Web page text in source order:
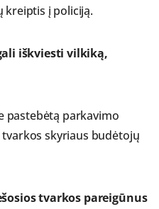
kreiptis į policiją.
iškviesti vilkiką,
pastebėtą parkavimo
skyriaus budėtojų
tvarkos pareigūnus